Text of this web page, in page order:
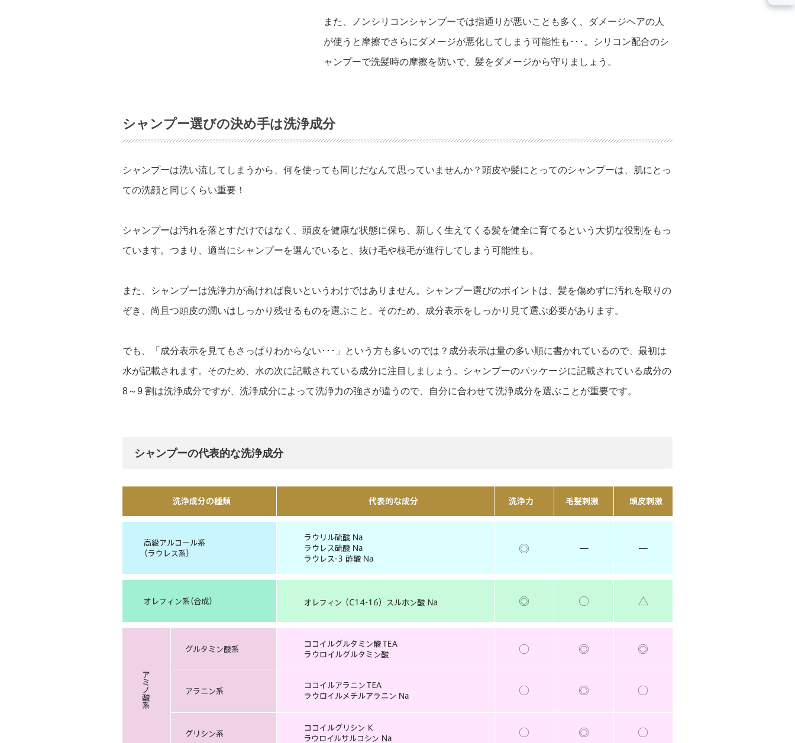
また、ノンシリコンシャンプーでは指通りが悪いことも多く、ダメージヘアの人
が使うと摩擦でさらにダメージが悪化してしまう可能性も･･･。シリコン配合のシ
ャンプーで洗髪時の摩擦を防いで、髪をダメージから守りましょう。
シャンプー選びの決め手は洗浄成分
シャンプーは洗い流してしまうから、何を使っても同じだなんて思っていませんか？頭皮や髪にとってのシャンプーは、肌にとっ
ての洗顔と同じくらい重要！
シャンプーは汚れを落とすだけではなく、頭皮を健康な状態に保ち、新しく生えてくる髪を健全に育てるという大切な役割をもっ
ています。つまり、適当にシャンプーを選んでいると、抜け毛や枝毛が進行してしまう可能性も。
また、シャンプーは洗浄力が高ければ良いというわけではありません。シャンプー選びのポイントは、髪を傷めずに汚れを取りの
ぞき、尚且つ頭皮の潤いはしっかり残せるものを選ぶこと。そのため、成分表示をしっかり見て選ぶ必要があります。
でも、「成分表示を見てもさっぱりわからない･･･」という方も多いのでは？成分表示は量の多い順に書かれているので、最初は
水が記載されます。そのため、水の次に記載されている成分に注目しましょう。シャンプーのパッケージに記載されている成分の
8～9 割は洗浄成分ですが、洗浄成分によって洗浄力の強さが違うので、自分に合わせて洗浄成分を選ぶことが重要です。
シャンプーの代表的な洗浄成分